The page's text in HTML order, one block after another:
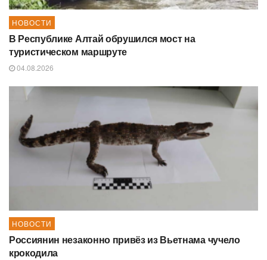
НОВОСТИ
В Республике Алтай обрушился мост на
туристическом маршруте
04.08.2026
НОВОСТИ
Россиянин незаконно привёз из Вьетнама чучело
крокодила